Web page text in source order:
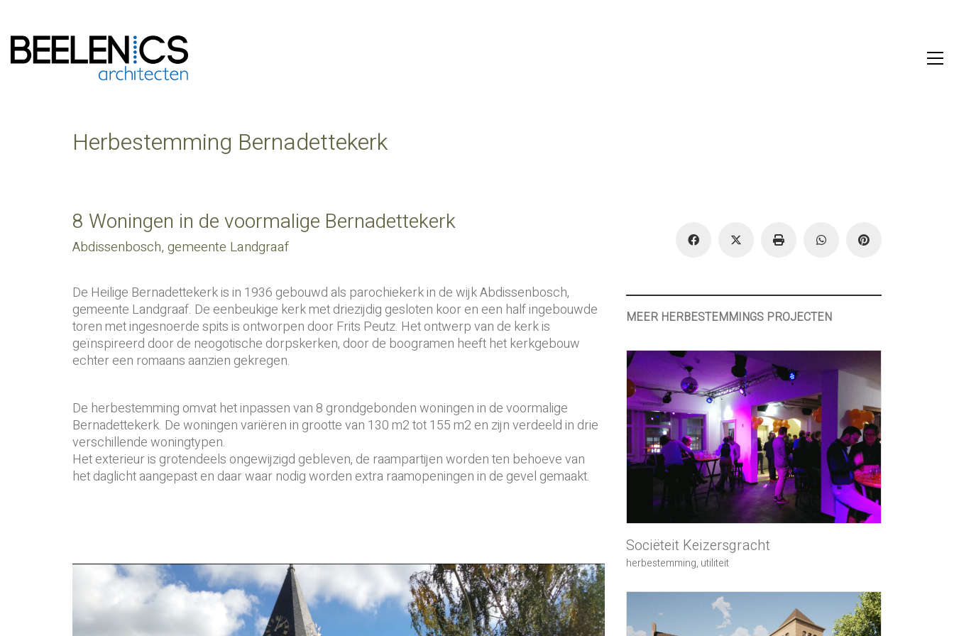
Herbestemming Bernadettekerk
8 Woningen in de voormalige Bernadettekerk
Abdissenbosch, gemeente Landgraaf
De Heilige Bernadettekerk is in 1936 gebouwd als parochiekerk in de wijk Abdissenbosch,
gemeente Landgraaf. De eenbeukige kerk met driezijdig gesloten koor en een half ingebouwde
toren met ingesnoerde spits is ontworpen door Frits Peutz. Het ontwerp van de kerk is
geïnspireerd door de neogotische dorpskerken, door de boogramen heeft het kerkgebouw
echter een romaans aanzien gekregen.
De herbestemming omvat het inpassen van 8 grondgebonden woningen in de voormalige
Bernadettekerk. De woningen variëren in grootte van 130 m2 tot 155 m2 en zijn verdeeld in drie
verschillende woningtypen.
Het exterieur is grotendeels ongewijzigd gebleven, de raampartijen worden ten behoeve van
het daglicht aangepast en daar waar nodig worden extra raamopeningen in de gevel gemaakt.
MEER HERBESTEMMINGS PROJECTEN
Sociëteit Keizersgracht
herbestemming, utiliteit